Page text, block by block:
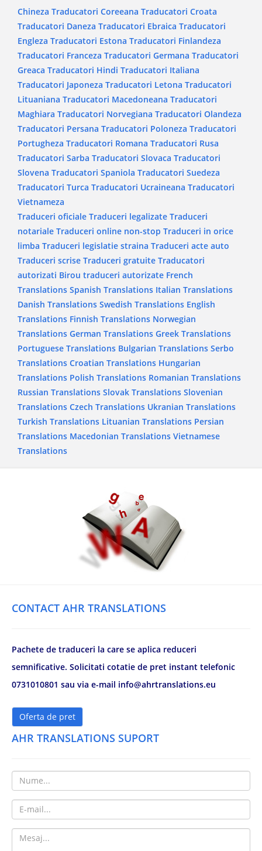
Chineza Traducatori Coreeana Traducatori Croata
Traducatori Daneza Traducatori Ebraica Traducatori
Engleza Traducatori Estona Traducatori Finlandeza
Traducatori Franceza Traducatori Germana Traducatori
Greaca Traducatori Hindi Traducatori Italiana
Traducatori Japoneza Traducatori Letona Traducatori
Lituaniana Traducatori Macedoneana Traducatori
Maghiara Traducatori Norvegiana Traducatori Olandeza
Traducatori Persana Traducatori Poloneza Traducatori
Portugheza Traducatori Romana Traducatori Rusa
Traducatori Sarba Traducatori Slovaca Traducatori
Slovena Traducatori Spaniola Traducatori Suedeza
Traducatori Turca Traducatori Ucraineana Traducatori
Vietnameza
Traduceri oficiale Traduceri legalizate Traduceri
notariale Traduceri online non-stop Traduceri in orice
limba Traduceri legislatie straina Traduceri acte auto
Traduceri scrise Traduceri gratuite Traducatori
autorizati Birou traduceri autorizate French
Translations Spanish Translations Italian Translations
Danish Translations Swedish Translations English
Translations Finnish Translations Norwegian
Translations German Translations Greek Translations
Portuguese Translations Bulgarian Translations Serbo
Translations Croatian Translations Hungarian
Translations Polish Translations Romanian Translations
Russian Translations Slovak Translations Slovenian
Translations Czech Translations Ukranian Translations
Turkish Translations Lituanian Translations Persian
Translations Macedonian Translations Vietnamese
Translations
CONTACT AHR TRANSLATIONS
Pachete de traduceri la care se aplica reduceri
semnificative. Solicitati cotatie de pret instant telefonic
0731010801 sau via e-mail info@ahrtranslations.eu
Oferta de pret
AHR TRANSLATIONS SUPORT